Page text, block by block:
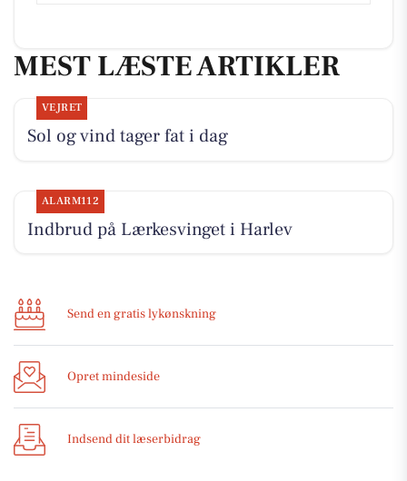
MEST LÆSTE ARTIKLER
VEJRET
Sol og vind tager fat i dag
ALARM112
Indbrud på Lærkesvinget i Harlev
Send en gratis lykønskning
Opret mindeside
Indsend dit læserbidrag